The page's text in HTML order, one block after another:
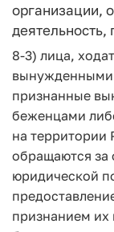
организации,
8-3) лица,
вынужденными
признанные
беженцами
на территории
обращаются за
юридической
признанием